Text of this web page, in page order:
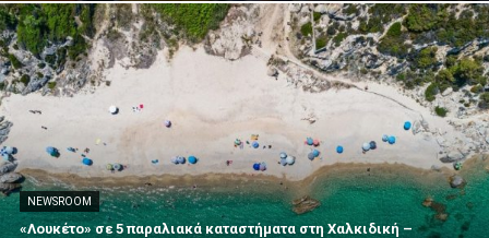
NEWSROOM
«Λουκέτο» σε 5 παραλιακά καταστήματα στη Χαλκιδική –